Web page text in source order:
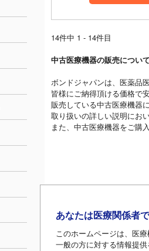
あなたは医療関係者
このホームページは、医
一般の方に対する情報提
14件中 1 - 14件目
中古医療機器の販売につい
ボンドジャパンは、医薬品
皆様にご納得頂ける価格で
販売している中古医療機器
取り扱いの詳しい説明にお
また、中古医療機器をご購